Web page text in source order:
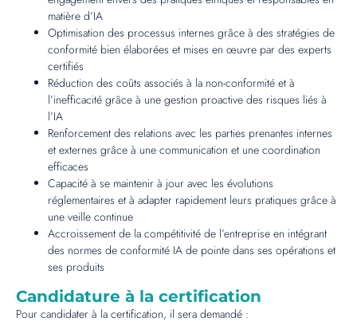
matière d’IA
Optimisation des processus internes grâce à des stratégies de
conformité bien élaborées et mises en œuvre par des experts
certifiés
Réduction des coûts associés à la non-conformité et à
l’inefficacité grâce à une gestion proactive des risques liés à
l’IA
Renforcement des relations avec les parties prenantes internes
et externes grâce à une communication et une coordination
efficaces
Capacité à se maintenir à jour avec les évolutions
réglementaires et à adapter rapidement leurs pratiques grâce à
une veille continue
Accroissement de la compétitivité de l’entreprise en intégrant
des normes de conformité IA de pointe dans ses opérations et
ses produits
Candidature à la certification
Pour candidater à la certification, il sera demandé :